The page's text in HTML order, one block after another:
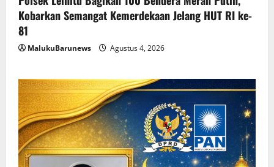
Kobarkan Semangat Kemerdekaan Jelang HUT RI ke-
81
MalukuBarunews Agustus 4, 2026